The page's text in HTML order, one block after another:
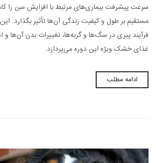
سرعت پیشرفت بیماری‌های مرتبط با افزایش سن را
مستقیم بر طول و کیفیت زندگی آن‌ها تأثیر بگذارد.
فرآیند پیری در سگ‌ها و گربه‌ها، تغییرات بدن آن‌ها
غذای خشک ویژه این دوره می‌پردازد.
ادامه مطلب